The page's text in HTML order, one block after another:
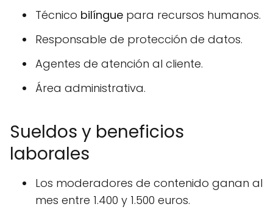
Técnico bilíngue para recursos humanos.
Responsable de protección de datos.
Agentes de atención al cliente.
Área administrativa.
Sueldos y beneficios
laborales
Los moderadores de contenido ganan al
mes entre 1.400 y 1.500 euros.